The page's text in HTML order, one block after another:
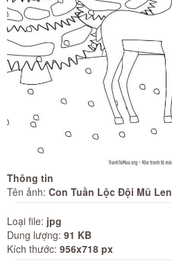
Thông tin
Tên ảnh: Con Tuần Lộc Đội Mũ Len
Loại file: jpg
Dung lượng: 91 KB
Kích thước: 956x718 px